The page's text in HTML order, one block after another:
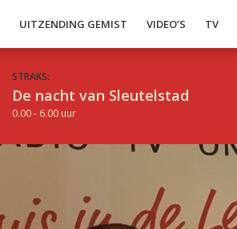
UITZENDING GEMIST VIDEO’S TV
STRAKS:
De nacht van Sleutelstad
0.00 - 6.00 uur